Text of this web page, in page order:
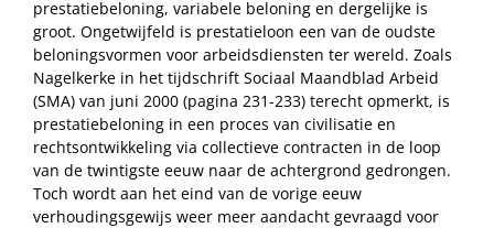
prestatiebeloning, variabele beloning en dergelijke is
groot. Ongetwijfeld is prestatieloon een van de oudste
beloningsvormen voor arbeidsdiensten ter wereld. Zoals
Nagelkerke in het tijdschrift Sociaal Maandblad Arbeid
(SMA) van juni 2000 (pagina 231-233) terecht opmerkt, is
prestatiebeloning in een proces van civilisatie en
rechtsontwikkeling via collectieve contracten in de loop
van de twintigste eeuw naar de achtergrond gedrongen.
Toch wordt aan het eind van de vorige eeuw
verhoudingsgewijs weer meer aandacht gevraagd voor